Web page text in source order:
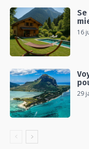
16
29